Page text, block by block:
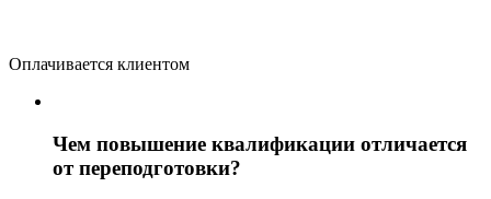
Оплачивается клиентом
Чем повышение квалификации отличается
от переподготовки?